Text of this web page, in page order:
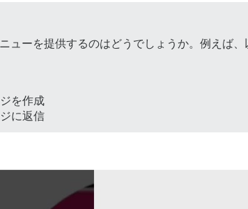
ューを提供するのはどうでしょうか。例えば
を作成
に返信